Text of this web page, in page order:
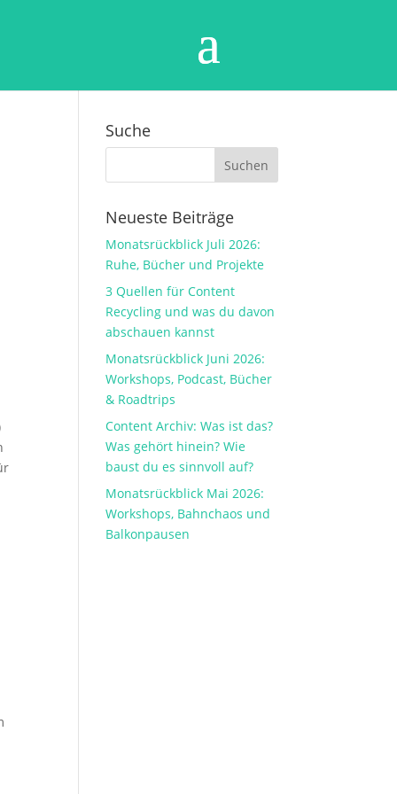
Suche
Neueste Beiträge
Monatsrückblick Juli 2026:
Ruhe, Bücher und Projekte
3 Quellen für Content
Recycling und was du davon
abschauen kannst
Monatsrückblick Juni 2026:
Workshops, Podcast, Bücher
& Roadtrips
Content Archiv: Was ist das?
Was gehört hinein? Wie
baust du es sinnvoll auf?
Monatsrückblick Mai 2026:
Workshops, Bahnchaos und
Balkonpausen